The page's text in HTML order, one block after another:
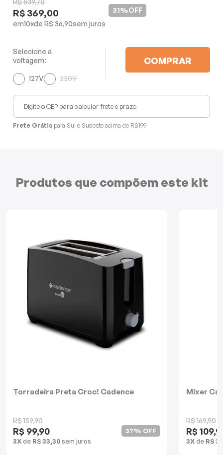
31%OFF
R$ 539,70
R$ 369,00
10x R$ 36,90
Selecione a
voltagem:
127V 220V
COMPRAR
Frete Grátis para Sul e Sudeste acima de R$199
Produtos que compõem este kit
Torradeira Preta Croc! Cadence
R$ 159,90
R$ 99,90
3Xde R$ 33,30sem juros
37% OFF
Mixer
R$ 169,90
R$
3Xde R$
Mixers
Coifas
Churrasqueiras
Panelas Elétricas
Bebedouros